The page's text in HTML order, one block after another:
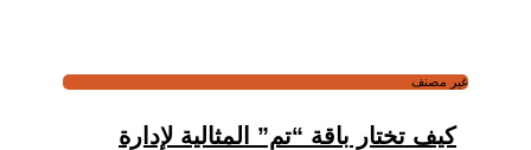
غير مصنف
كيف تختار باقة “تم” المثالية لإدارة